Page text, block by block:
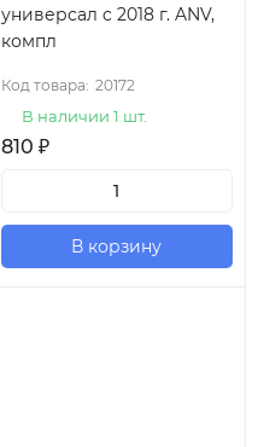
универсал c 2018 г. ANV,
компл
Код товара: 20172
В наличии 1 шт.
810 ₽
В корзину